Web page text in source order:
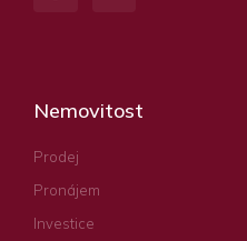
Nemovitost
Prodej
Pronájem
Investice